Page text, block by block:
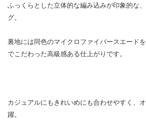
ふっくらとした立体的な編み込みが印象的な
グ。
裏地には同色のマイクロファイバースエード
でこだわった高級感ある仕上がりです。
カジュアルにもきれいめにも合わせやすく、
躍。